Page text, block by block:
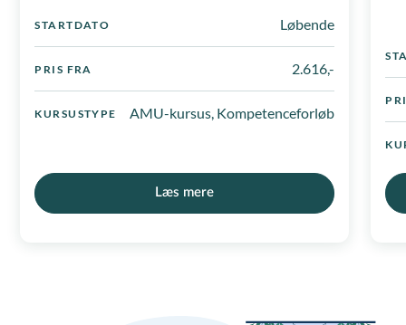
STARTDATO Løbende
PRIS FRA 2.616,-
KURSUSTYPE AMU-kursus, Kompetenceforløb
Læs mere